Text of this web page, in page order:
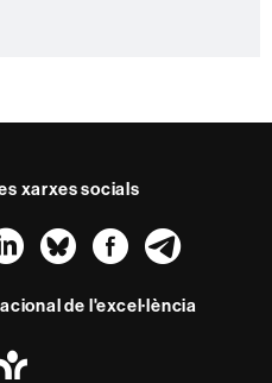
xarxes socials
LinkedIn
Bluesky
de l'excel·lència